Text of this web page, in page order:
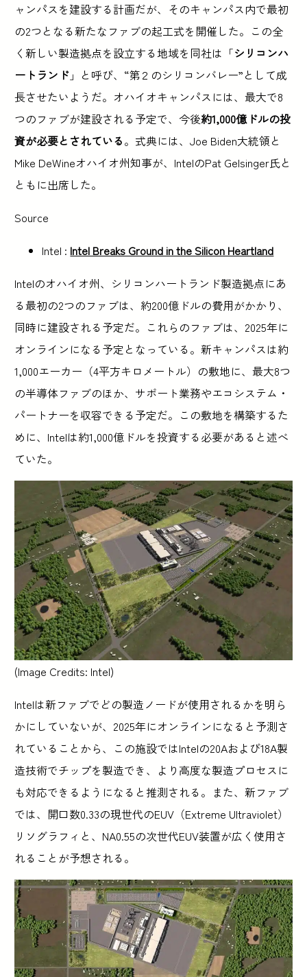
ャンパスを建設する計画だが、そのキャンパス内で最初
の2つとなる新たなファブの起工式を開催した。この全
く新しい製造拠点を設立する地域を同社は「シリコンハ
ートランド 」と呼び、“第２のシリコンバレー”として成
長させたいようだ。オハイオキャンパスには、最大で8
つのファブが建設される予定で、今後約1,000億ドルの投
資が必要とされている。式典には、Joe Biden大統領と
Mike DeWineオハイオ州知事が、IntelのPat Gelsinger氏と
ともに出席した。
Source
Intel : Intel Breaks Ground in the Silicon Heartland
Intelのオハイオ州、シリコンハートランド製造拠点にあ
る最初の2つのファブは、約200億ドルの費用がかかり、
同時に建設される予定だ。これらのファブは、2025年に
オンラインになる予定となっている。新キャンパスは約
1,000エーカー（4平方キロメートル）の敷地に、最大8つ
の半導体ファブのほか、サポート業務やエコシステム・
パートナーを収容できる予定だ。この敷地を構築するた
めに、Intelは約1,000億ドルを投資する必要があると述べ
ていた。
(Image Credits: Intel)
Intelは新ファブでどの製造ノードが使用されるかを明ら
かにしていないが、2025年にオンラインになると予測さ
れていることから、この施設ではIntelの20Aおよび18A製
造技術でチップを製造でき、より高度な製造プロセスに
も対応できるようになると推測される。また、新ファブ
では、開口数0.33の現世代のEUV（Extreme Ultraviolet）
リソグラフィと、NA0.55の次世代EUV装置が広く使用さ
れることが予想される。